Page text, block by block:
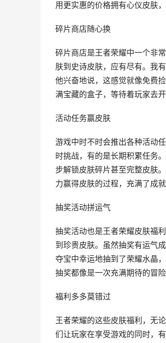
用更实惠的价格拥有心仪皮肤
碎片商店随心换
碎片商店是王者荣耀中一个非
肤到史诗皮肤，应有尽有。我
他兴奋地说，这感觉就像免费
满宝藏的盒子，等待着玩家去
活动任务赢皮肤
游戏中时不时会推出各种活动
时挑战，有的是长期积累任务
步解锁皮肤碎片甚至完整皮肤
力赢得皮肤的过程，充满了成
抽奖活动拼运气
抽奖活动也是王者荣耀皮肤福
到珍贵皮肤。虽然抽奖有运气
夺宝中幸运地抽到了荣耀水晶
抽奖都像是一次充满期待的冒险
福利多多莫错过
王者荣耀的这些皮肤福利，无
们让玩家在享受游戏的同时，